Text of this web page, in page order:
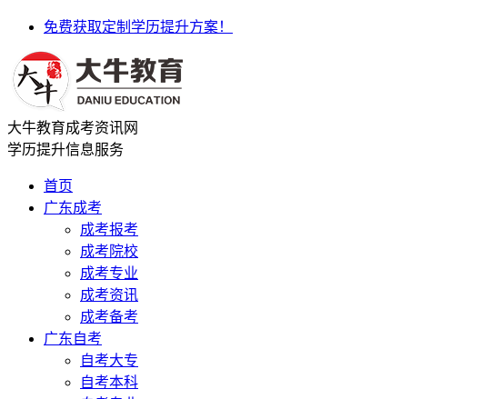
免费获取定制学历提升方案！
大牛教育成考资讯网
学历提升信息服务
首页
广东成考
成考报考
成考院校
成考专业
成考资讯
成考备考
广东自考
自考大专
自考本科